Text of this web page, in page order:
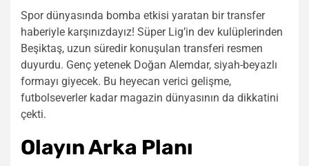
Spor dünyasında bomba etkisi yaratan bir transfer
haberiyle karşınızdayız! Süper Lig’in dev kulüplerinden
Beşiktaş, uzun süredir konuşulan transferi resmen
duyurdu. Genç yetenek Doğan Alemdar, siyah-beyazlı
formayı giyecek. Bu heyecan verici gelişme,
futbolseverler kadar magazin dünyasının da dikkatini
çekti.
Olayın Arka Planı